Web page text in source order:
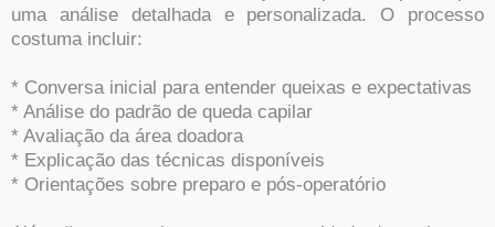
uma análise detalhada e personalizada. O processo
costuma incluir:
* Conversa inicial para entender queixas e expectativas
* Análise do padrão de queda capilar
* Avaliação da área doadora
* Explicação das técnicas disponíveis
* Orientações sobre preparo e pós-operatório